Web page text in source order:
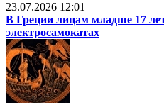
23.07.2026 12:01
В Греции лицам младше 17
электросамокатах